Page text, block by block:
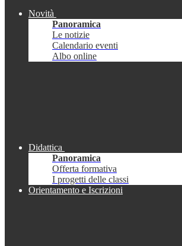
Novità
Panoramica
Le notizie
Calendario eventi
Albo online
Didattica
Panoramica
Offerta formativa
I progetti delle classi
Orientamento e Iscrizioni